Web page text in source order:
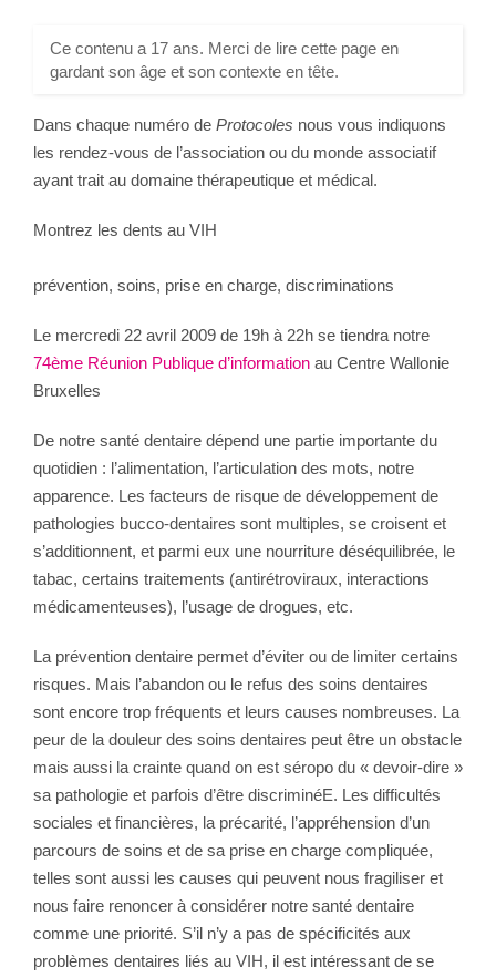
Ce contenu a 17 ans. Merci de lire cette page en
gardant son âge et son contexte en tête.
Dans chaque numéro de Protocoles nous vous indiquons
les rendez-vous de l’association ou du monde associatif
ayant trait au domaine thérapeutique et médical.
Montrez les dents au VIH
prévention, soins, prise en charge, discriminations
Le mercredi 22 avril 2009 de 19h à 22h se tiendra notre
74ème Réunion Publique d’information au Centre Wallonie
Bruxelles
De notre santé dentaire dépend une partie importante du
quotidien : l’alimentation, l’articulation des mots, notre
apparence. Les facteurs de risque de développement de
pathologies bucco-dentaires sont multiples, se croisent et
s’additionnent, et parmi eux une nourriture déséquilibrée, le
tabac, certains traitements (antirétroviraux, interactions
médicamenteuses), l’usage de drogues, etc.
La prévention dentaire permet d’éviter ou de limiter certains
risques. Mais l’abandon ou le refus des soins dentaires
sont encore trop fréquents et leurs causes nombreuses. La
peur de la douleur des soins dentaires peut être un obstacle
mais aussi la crainte quand on est séropo du « devoir-dire »
sa pathologie et parfois d’être discriminéE. Les difficultés
sociales et financières, la précarité, l’appréhension d’un
parcours de soins et de sa prise en charge compliquée,
telles sont aussi les causes qui peuvent nous fragiliser et
nous faire renoncer à considérer notre santé dentaire
comme une priorité. S’il n’y a pas de spécificités aux
problèmes dentaires liés au VIH, il est intéressant de se